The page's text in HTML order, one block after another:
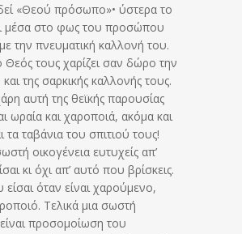
«Θεού πρόσωπο»• ύστερα το
μέσα στο φως του προσώπου
την πνευματική καλλονή του.
Θεός τους χαρίζει σαν δώρο την
της σαρκικής καλλονής τους.
αυτή της θεϊκής παρουσίας
ωραία και χαροποιά, ακόμα και
τα ταβάνια του σπιτιού τους!
οικογένεια ευτυχείς απ’
κι όχι απ’ αυτό που βρίσκεις.
όταν είναι χαρούμενο,
Τελικά μια σωστή
είναι προσομοίωση του